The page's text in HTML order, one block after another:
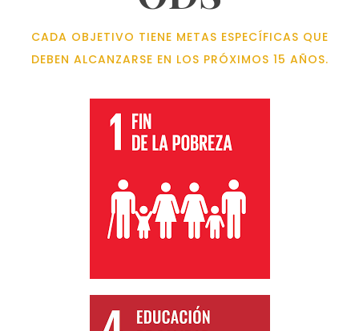
CADA OBJETIVO TIENE METAS ESPECÍFICAS QUE
DEBEN ALCANZARSE EN LOS PRÓXIMOS 15 AÑOS.